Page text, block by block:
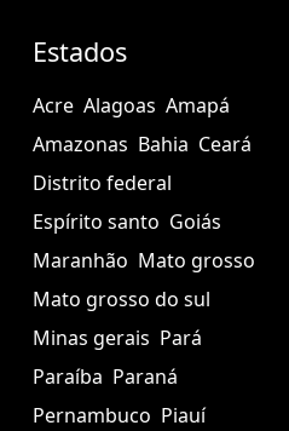
Estados
Acre Alagoas Amapá
Amazonas Bahia Ceará
Distrito federal
Espírito santo Goiás
Maranhão Mato grosso
Mato grosso do sul
Minas gerais Pará
Paraíba Paraná
Pernambuco Piauí